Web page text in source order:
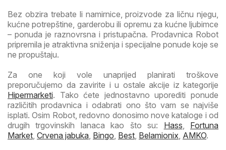
Bez obzira trebate li namirnice, proizvode za ličnu njegu,
kućne potrepštine, garderobu ili opremu za kućne ljubimce
– ponuda je raznovrsna i pristupačna. Prodavnica Robot
pripremila je atraktivna sniženja i specijalne ponude koje se
ne propuštaju.
Za one koji vole unaprijed planirati troškove
preporučujemo da zavirite i u ostale akcije iz kategorije
Hipermarketi. Tako ćete jednostavno uporediti ponude
različitih prodavnica i odabrati ono što vam se najviše
isplati. Osim Robot, redovno donosimo nove kataloge i od
drugih trgovinskih lanaca kao što su: Hass, Fortuna
Market, Crvena jabuka, Bingo, Best, Belamionix, AMKO.